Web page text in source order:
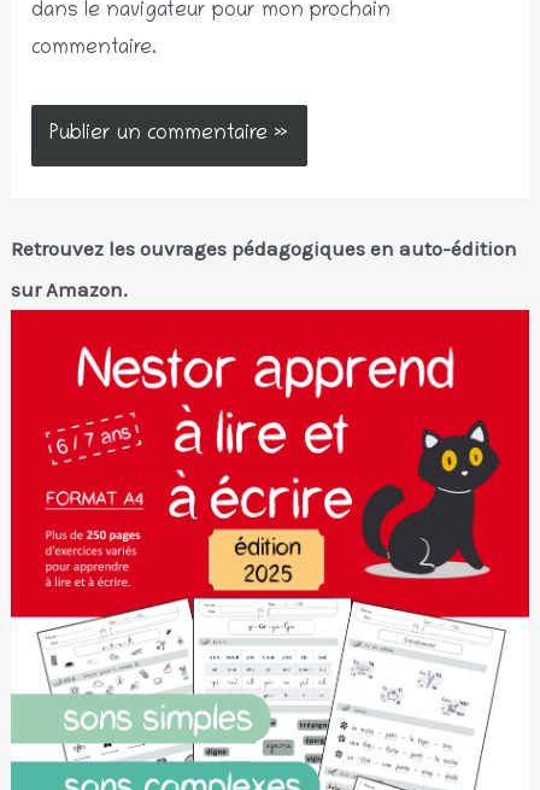
Retrouvez les ouvrages pédagogiques en auto-édition
sur Amazon.
dans le navigateur pour mon prochain
commentaire.